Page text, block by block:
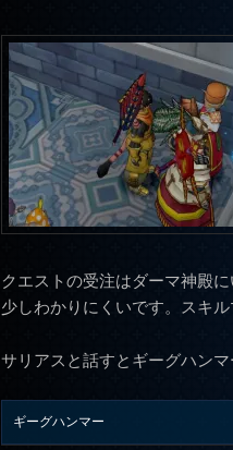
クエストの受注はダーマ神殿
少しわかりにくいです。スキ
サリアスと話すとギーグハンマ
ギーグハンマー